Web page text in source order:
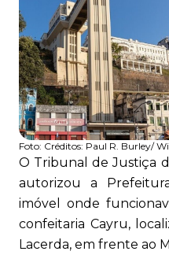
Foto: Créditos: Paul R. Burley/
O Tribunal de Justiça
autorizou a
imóvel onde
confeitaria Cayru,
Lacerda, em frente ao